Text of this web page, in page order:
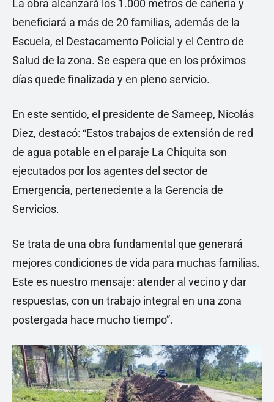
La obra alcanzará los 1.000 metros de cañería y
beneficiará a más de 20 familias, además de la
Escuela, el Destacamento Policial y el Centro de
Salud de la zona. Se espera que en los próximos
días quede finalizada y en pleno servicio.
En este sentido, el presidente de Sameep, Nicolás
Diez, destacó: “Estos trabajos de extensión de red
de agua potable en el paraje La Chiquita son
ejecutados por los agentes del sector de
Emergencia, perteneciente a la Gerencia de
Servicios.
Se trata de una obra fundamental que generará
mejores condiciones de vida para muchas familias.
Este es nuestro mensaje: atender al vecino y dar
respuestas, con un trabajo integral en una zona
postergada hace mucho tiempo”.